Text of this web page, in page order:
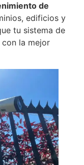
de
edificios y
tu sistema de
con la mejor